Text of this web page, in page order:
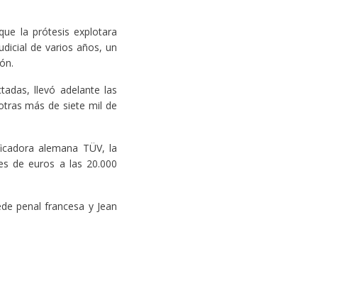
la prótesis explotara
de varios años, un
llevó adelante las
más de siete mil de
alemana TÜV, la
de euros a las 20.000
penal francesa y Jean